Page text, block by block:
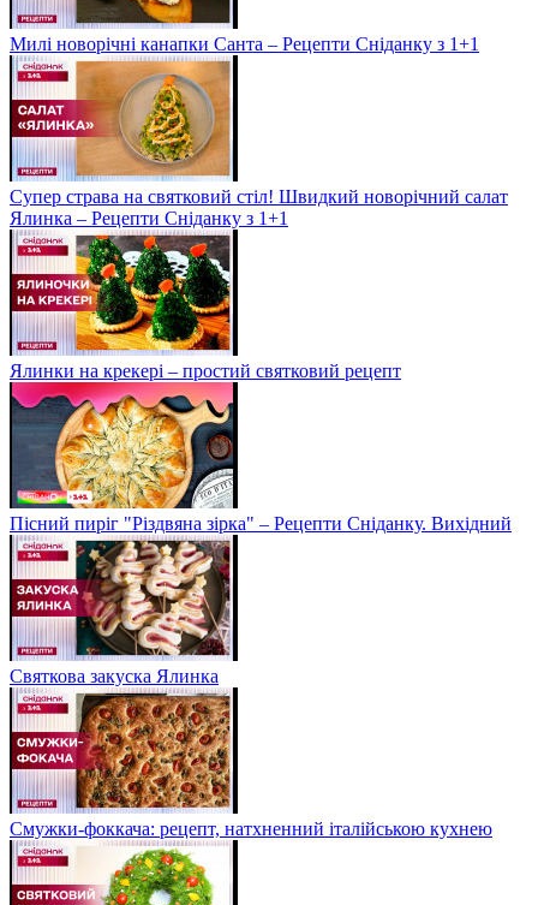
Милі новорічні канапки Санта – Рецепти Сніданку з 1+1
Супер страва на святковий стіл! Швидкий новорічний салат
Ялинка – Рецепти Сніданку з 1+1
Ялинки на крекері – простий святковий рецепт
Пісний пиріг "Різдвяна зірка" – Рецепти Сніданку. Вихідний
Святкова закуска Ялинка
Смужки-фоккача: рецепт, натхненний італійською кухнею